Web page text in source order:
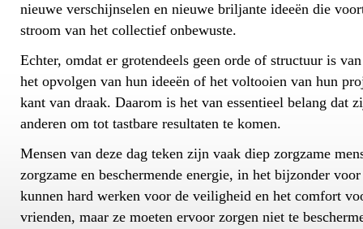
nieuwe verschijnselen en nieuwe briljante ideeën die
stroom van het collectief onbewuste.
Echter, omdat er grotendeels geen orde of structuur is
het opvolgen van hun ideeën of het voltooien van hun
kant van draak. Daarom is het van essentieel belang dat
anderen om tot tastbare resultaten te komen.
Mensen van deze dag teken zijn vaak diep zorgzame
zorgzame en beschermende energie, in het bijzonder
kunnen hard werken voor de veiligheid en het comfort
vrienden, maar ze moeten ervoor zorgen niet te